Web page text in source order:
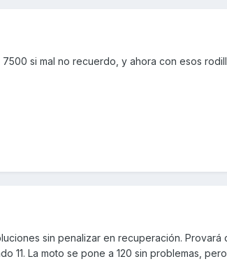
si mal no recuerdo, y ahora con esos
sin penalizar en recuperación. Provará
11. La moto se pone a 120 sin problemas,